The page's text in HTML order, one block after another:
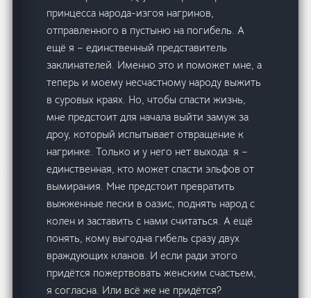
принцесса народа-изгоя нагринов,
отправленного в пустыню на погибель. А
ещё я – единственный представитель
заклинателей. Именно это и поможет мне, а
теперь и моему несчастному народу выжить
в суровых краях. Но, чтобы спасти жизнь,
мне предстоит для начала выйти замуж за
дроу, который испытывает отвращение к
нагринке. Только и у него нет выхода: я –
единственная, кто может спасти эльфов от
вымирания. Мне предстоит превратить
выжженные пески в оазис, поднять народ с
колен и заставить с нами считаться. А ещё
понять, кому выгодна гибель сразу двух
враждующих кланов. И если ради этого
придётся пожертвовать женским счастьем,
я согласна. Или всё же не придётся?